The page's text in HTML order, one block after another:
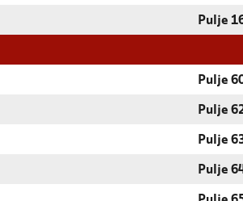
Pulje
Pulje
Pulje
Pulje
Pulje